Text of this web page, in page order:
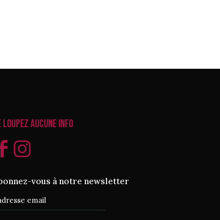
loupez aucune info
vous à notre newsletter